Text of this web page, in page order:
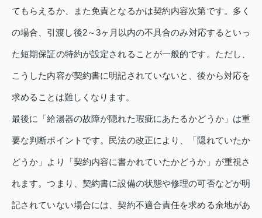
てもらえるか、また免責となるかは契約内容次第です。多く
の場合、引渡し後2～3ヶ月以内の不具合のみ対応するといっ
た短期保証の特約が設定されることが一般的です。ただし、
こうした内容が契約書に明記されていないと、後から対応を
求めることは難しくなります。
最後に「給湯器の故障が隠れた瑕疵にあたるかどうか」は重
要な判断ポイントです。民法の改正により、「隠れていたか
どうか」より「契約内容に書かれていたかどうか」が重視さ
れます。つまり、契約書に設備の状態や修理の可否などが明
記されていない場合には、契約不適合責任を求める余地があ